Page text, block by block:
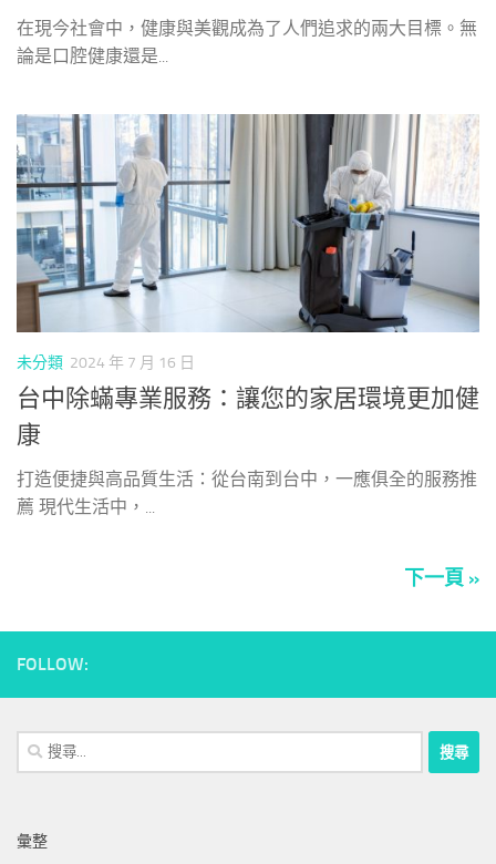
在現今社會中，健康與美觀成為了人們追求的兩大目標。無
論是口腔健康還是...
未分類 2024 年 7 月 16 日
台中除蟎專業服務：讓您的家居環境更加健
康
打造便捷與高品質生活：從台南到台中，一應俱全的服務推
薦 現代生活中，...
下一頁 »
FOLLOW:
搜
尋
字:
彙整